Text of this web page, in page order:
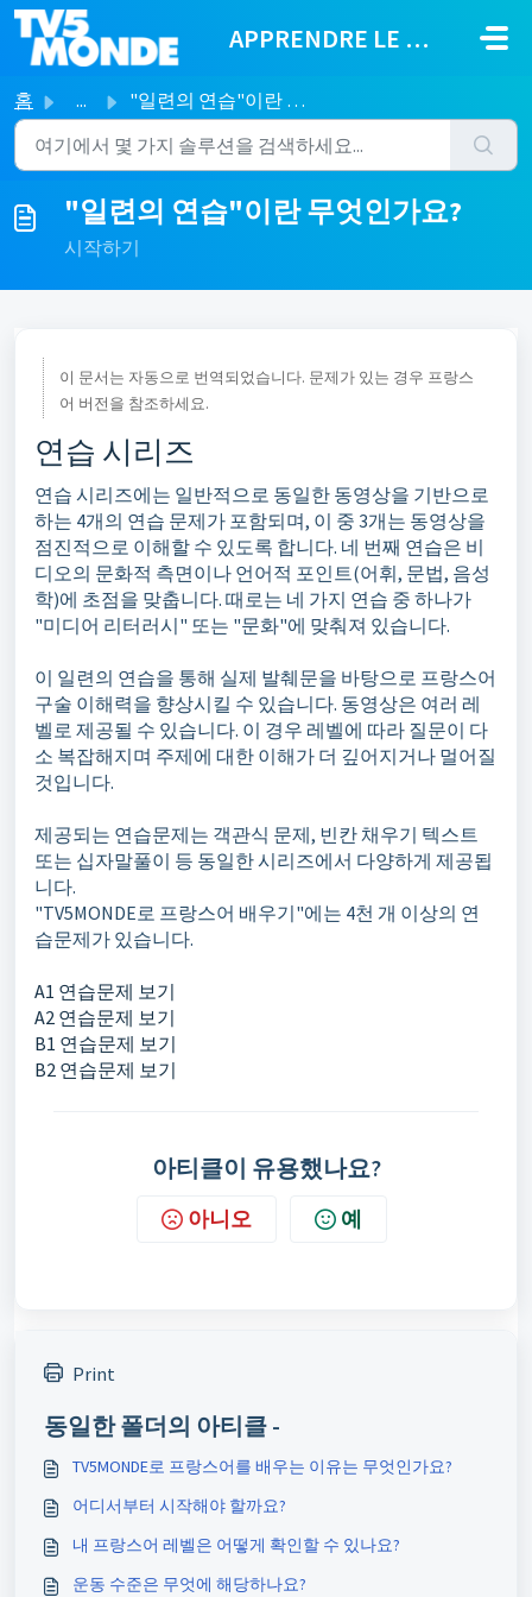
주요 콘텐츠로 건너뛰기
APPRENDRE LE FRANÇAIS
홈 ... "일련의 연습"이란 무엇인가요?
"일련의 연습"이란 무엇인가요?
시작하기
이 문서는 자동으로 번역되었습니다. 문제가 있는 경우 프랑스
어 버전을 참조하세요.
연습 시리즈
연습 시리즈에는 일반적으로 동일한 동영상을 기반으로
하는 4개의 연습 문제가 포함되며, 이 중 3개는 동영상을
점진적으로 이해할 수 있도록 합니다. 네 번째 연습은 비
디오의 문화적 측면이나 언어적 포인트(어휘, 문법, 음성
학)에 초점을 맞춥니다. 때로는 네 가지 연습 중 하나가
"미디어 리터러시" 또는 "문화"에 맞춰져 있습니다.
이 일련의 연습을 통해 실제 발췌문을 바탕으로 프랑스어
구술 이해력을 향상시킬 수 있습니다. 동영상은 여러 레
벨로 제공될 수 있습니다. 이 경우 레벨에 따라 질문이 다
소 복잡해지며 주제에 대한 이해가 더 깊어지거나 멀어질
것입니다.
제공되는 연습문제는 객관식 문제, 빈칸 채우기 텍스트
또는 십자말풀이 등 동일한 시리즈에서 다양하게 제공됩
니다.
"TV5MONDE로 프랑스어 배우기"에는 4천 개 이상의 연
습문제가 있습니다.
A1 연습문제 보기
A2 연습문제 보기
B1 연습문제 보기
B2 연습문제 보기
아티클이 유용했나요?
아니오 예
Print
동일한 폴더의 아티클 -
TV5MONDE로 프랑스어를 배우는 이유는 무엇인가요?
어디서부터 시작해야 할까요?
내 프랑스어 레벨은 어떻게 확인할 수 있나요?
운동 수준은 무엇에 해당하나요?